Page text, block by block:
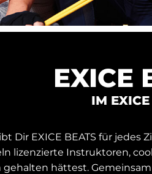
EXICE
IM
Dir EXICE BEATS für
lizenzierte Instruktoren,
gehalten hättest.